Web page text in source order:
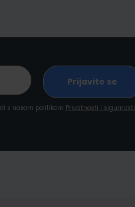
s našom politikom Privatnosti i sigurnosti